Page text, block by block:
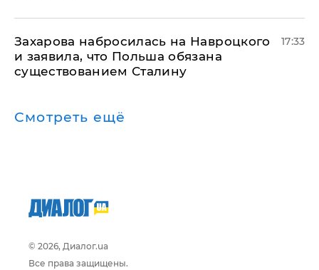
​Захарова набросилась на Навроцкого
и заявила, что Польша обязана
существованием Сталину
17:33
Смотреть ещё
© 2026, Диалог.ua
Все права защищены.